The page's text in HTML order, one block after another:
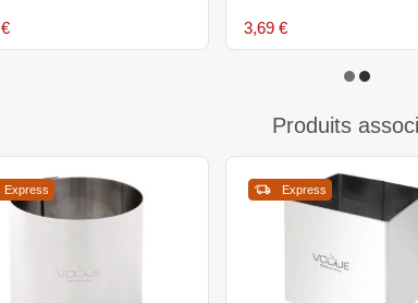
3,69 €
Produits
Express Express